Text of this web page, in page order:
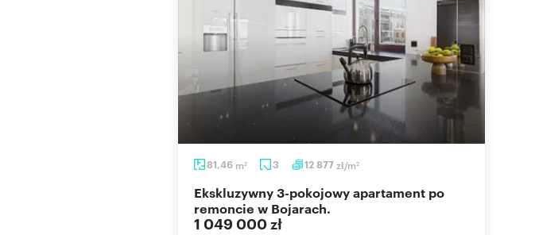
81,46 m2 3 12 877zł/m2
Ekskluzywny 3-pokojowy apartament po
remoncie w Bojarach.
1 049 000 zł